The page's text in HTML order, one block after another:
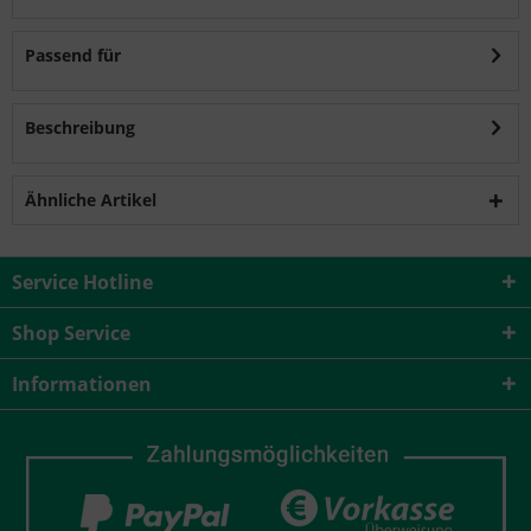
Passend für
Beschreibung
Ähnliche Artikel
Service Hotline
Shop Service
Informationen